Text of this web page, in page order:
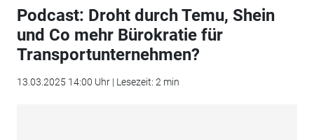
Podcast: Droht durch Temu, Shein
und Co mehr Bürokratie für
Transportunternehmen?
13.03.2025 14:00 Uhr | Lesezeit: 2 min